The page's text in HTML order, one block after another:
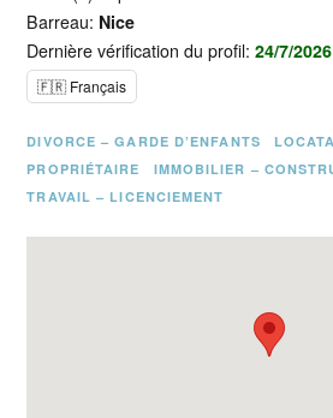
Barreau: Nice
Dernière vérification du profil:24/7/2026
🇫🇷 Français
DIVORCE – GARDE D’ENFANTS
PROPRIÉTAIRE
IMMOBILIER –
TRAVAIL – LICENCIEMENT